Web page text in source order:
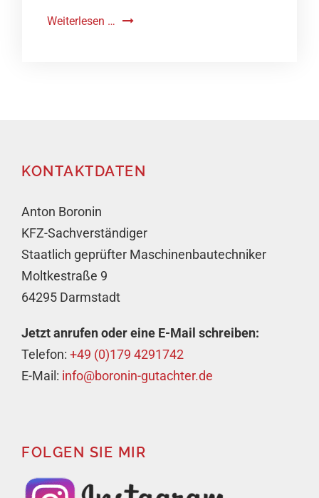
Weiterlesen …
KONTAKTDATEN
Anton Boronin
KFZ-Sachverständiger
Staatlich geprüfter Maschinenbautechniker
Moltkestraße 9
64295 Darmstadt
Jetzt anrufen oder eine E-Mail schreiben:
Telefon: +49 (0)179 4291742
E-Mail: info@boronin-gutachter.de
FOLGEN SIE MIR